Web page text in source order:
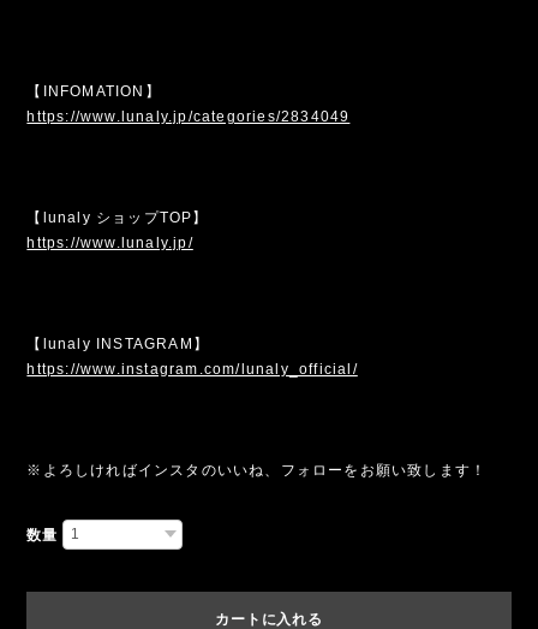
【INFOMATION】
https://www.lunaly.jp/categories/2834049
【lunaly ショップTOP】
https://www.lunaly.jp/
【lunaly INSTAGRAM】
https://www.instagram.com/lunaly_official/
※よろしければインスタのいいね、フォローをお願い致します！
数量
カートに入れる